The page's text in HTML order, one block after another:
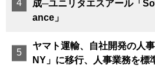
成─ユニリタエスアール「
ance」
ヤマト運輸、自社開発の人
NY」に移行、人事業務を標